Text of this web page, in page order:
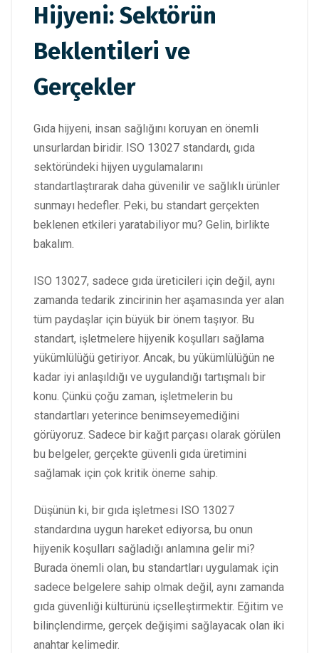
Hijyeni: Sektörün
Beklentileri ve
Gerçekler
Gıda hijyeni, insan sağlığını koruyan en önemli
unsurlardan biridir. ISO 13027 standardı, gıda
sektöründeki hijyen uygulamalarını
standartlaştırarak daha güvenilir ve sağlıklı ürünler
sunmayı hedefler. Peki, bu standart gerçekten
beklenen etkileri yaratabiliyor mu? Gelin, birlikte
bakalım.
ISO 13027, sadece gıda üreticileri için değil, aynı
zamanda tedarik zincirinin her aşamasında yer alan
tüm paydaşlar için büyük bir önem taşıyor. Bu
standart, işletmelere hijyenik koşulları sağlama
yükümlülüğü getiriyor. Ancak, bu yükümlülüğün ne
kadar iyi anlaşıldığı ve uygulandığı tartışmalı bir
konu. Çünkü çoğu zaman, işletmelerin bu
standartları yeterince benimseyemediğini
görüyoruz. Sadece bir kağıt parçası olarak görülen
bu belgeler, gerçekte güvenli gıda üretimini
sağlamak için çok kritik öneme sahip.
Düşünün ki, bir gıda işletmesi ISO 13027
standardına uygun hareket ediyorsa, bu onun
hijyenik koşulları sağladığı anlamına gelir mi?
Burada önemli olan, bu standartları uygulamak için
sadece belgelere sahip olmak değil, aynı zamanda
gıda güvenliği kültürünü içselleştirmektir. Eğitim ve
bilinçlendirme, gerçek değişimi sağlayacak olan iki
anahtar kelimedir.